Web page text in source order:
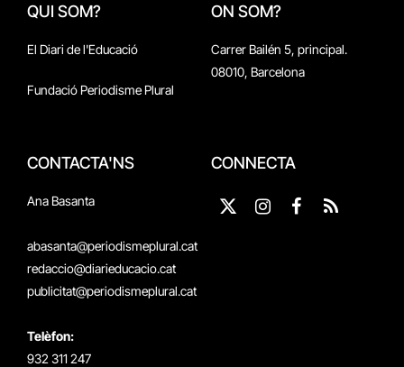
QUI SOM?
El Diari de l'Educació
Fundació Periodisme Plural
ON SOM?
Carrer Bailén 5, principal.
08010, Barcelona
CONTACTA'NS
Ana Basanta
abasanta@periodismeplural.cat
redaccio@diarieducacio.cat
publicitat@periodismeplural.cat
Telèfon:
932 311 247
CONNECTA
X
InstagramFacebook
RSS